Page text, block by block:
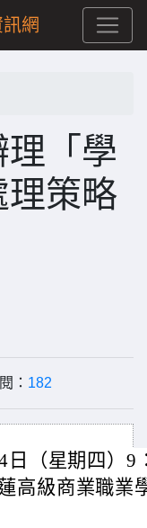
網
「學
理策略
： 182
日（星期四）9
高級商業職業